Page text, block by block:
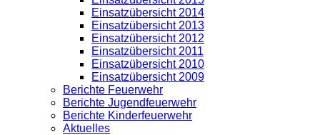
Einsatzübersicht 2014
Einsatzübersicht 2013
Einsatzübersicht 2012
Einsatzübersicht 2011
Einsatzübersicht 2010
Einsatzübersicht 2009
Berichte Feuerwehr
Berichte Jugendfeuerwehr
Berichte Kinderfeuerwehr
Aktuelles